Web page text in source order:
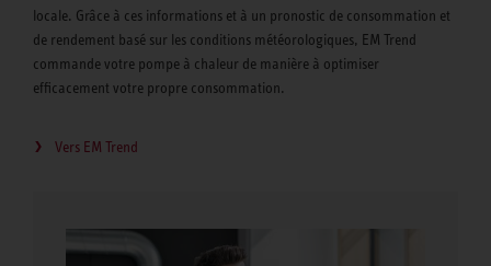
locale. Grâce à ces informations et à un pronostic de consommation et
de rendement basé sur les conditions météorologiques, EM Trend
commande votre pompe à chaleur de manière à optimiser
efficacement votre propre consommation.
Vers EM Trend